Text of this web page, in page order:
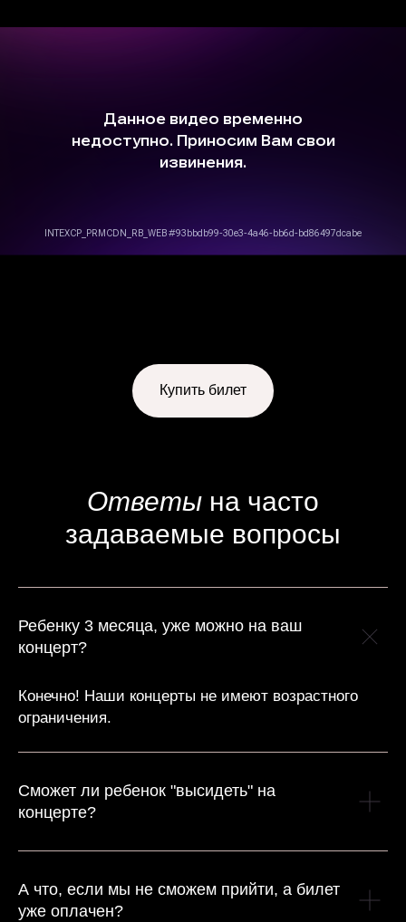
Купить билет
Ответы на часто
задаваемые вопросы
Ребенку 3 месяца, уже можно на ваш
концерт?
Конечно! Наши концерты не имеют возрастного
ограничения.
Сможет ли ребенок "высидеть" на
концерте?
А что, если мы не сможем прийти, а билет
уже оплачен?
+7 915 148-22-01
Политика конфиденциальности
Публичная оферта